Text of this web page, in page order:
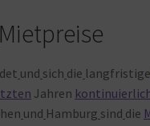
Mietpreise
und sich die langfristige
Jahren
und Hamburg sind die